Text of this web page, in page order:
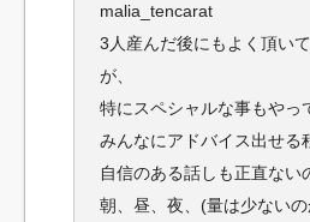
malia_tencarat⠀ ⠀ ⠀
3人産んだ後にもよく頂い
が、
特にスペシャルな事もやっ
みんなにアドバイス出せる
自信のある話しも正直ない
朝、昼、夜、(量は少ない